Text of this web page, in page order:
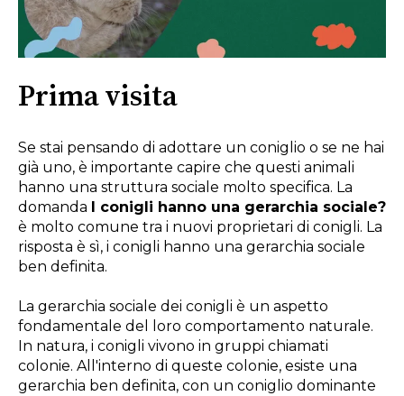
Prima visita
Se stai pensando di adottare un coniglio o se ne hai
già uno, è importante capire che questi animali
hanno una struttura sociale molto specifica. La
domanda I conigli hanno una gerarchia sociale?
è molto comune tra i nuovi proprietari di conigli. La
risposta è sì, i conigli hanno una gerarchia sociale
ben definita.
La gerarchia sociale dei conigli è un aspetto
fondamentale del loro comportamento naturale.
In natura, i conigli vivono in gruppi chiamati
colonie. All'interno di queste colonie, esiste una
gerarchia ben definita, con un coniglio dominante